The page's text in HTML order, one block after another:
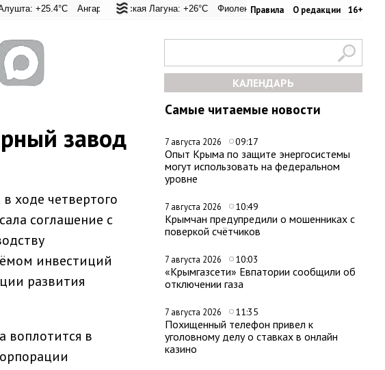
Правила О редакции 16+
Адмиральская Лагуна: +26°C Фиолент: +26.5°C Казачья бухта: +26.4°C
Ангарский перевал: +20.6°C Евпатория: +26.2°C Керчь: +33.4°C Никитский
КАЛЕНДАРЬ
Самые читаемые новости
7 августа 2026 09:17
Опыт Крыма по защите энергосистемы
могут использовать на федеральном
уровне
7 августа 2026 10:49
Крымчан предупредили о мошенниках с
поверкой счётчиков
7 августа 2026 10:03
«Крымгазсети» Евпатории сообщили об
отключении газа
7 августа 2026 11:35
Похищенный телефон привел к
уголовному делу о ставках в онлайн
казино
завод
ходе четвертого
соглашение с
инвестиций
развития
воплотится в